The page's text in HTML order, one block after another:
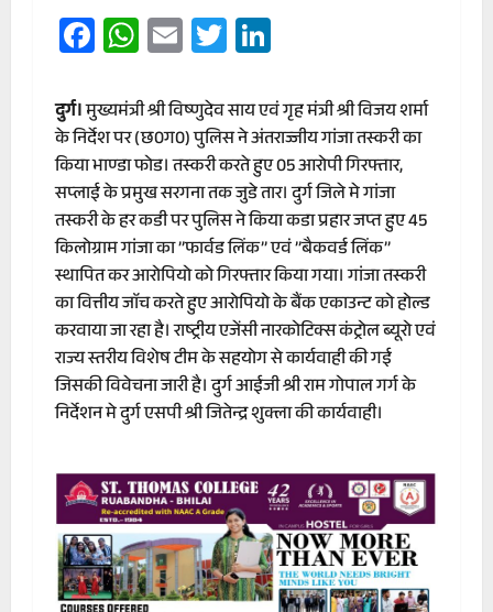
Facebook
WhatsApp
EmailTwitter
दुर्ग।मुख्यमंत्री श्री विष्णुदेव साय एवं गृह मंत्री श्री विजय शर्मा
के निर्देश पर (छ0ग0) पुलिस ने अंतराज्जीय गांजा तस्करी का
किया भाण्डा फोड। तस्करी करते हुए 05 आरोपी गिरफ्तार,
सप्लाई के प्रमुख सरगना तक जुडे तार। दुर्ग जिले मे गांजा
तस्करी के हर कडी पर पुलिस ने किया कडा प्रहार जप्त हुए 45
किलोग्राम गांजा का ’’फार्वड लिंक’’ एवं ’’बैकवर्ड लिंक’’
स्थापित कर आरोपियो को गिरफ्तार किया गया। गांजा तस्करी
का वित्तीय जाॅच करते हुए आरोपियो के बैंक एकाउन्ट को होल्ड
करवाया जा रहा है। राष्ट्रीय एजेंसी नारकोटिक्स कंट्रोल ब्यूरो एवं
राज्य स्तरीय विशेष टीम के सहयोग से कार्यवाही की गई
जिसकी विवेचना जारी है। दुर्ग आईजी श्री राम गोपाल गर्ग के
निर्देशन मे दुर्ग एसपी श्री जितेन्द्र शुक्ला की कार्यवाही।